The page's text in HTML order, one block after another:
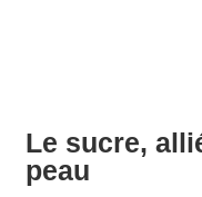
Le sucre,
peau